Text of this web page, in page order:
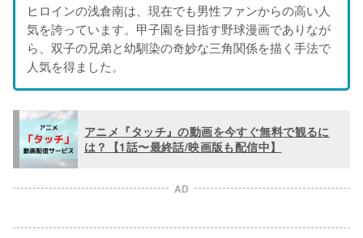
ヒロインの浅倉南は、現在でも男性ファンからの高い人
気を誇っています。甲子園を目指す野球漫画でありなが
ら、双子の兄弟と幼馴染の奇妙な三角関係を描く手法で
人気を得ました。
アニメ『タッチ』の動画を今すぐ無料で観るに
は？【1話〜最終話/映画版も配信中】
AD